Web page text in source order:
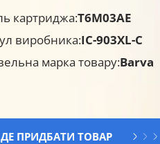
картриджа:T6M03AE
виробника:IC-903XL-C
марка товару:Barva
ДЕ ПРИДБАТИ ТОВАР